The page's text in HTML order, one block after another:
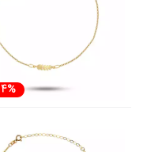
4%